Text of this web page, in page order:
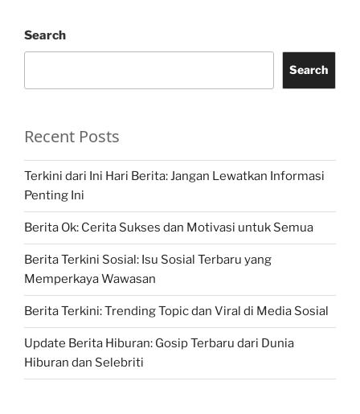
Search
Search
Recent Posts
Terkini dari Ini Hari Berita: Jangan Lewatkan Informasi
Penting Ini
Berita Ok: Cerita Sukses dan Motivasi untuk Semua
Berita Terkini Sosial: Isu Sosial Terbaru yang
Memperkaya Wawasan
Berita Terkini: Trending Topic dan Viral di Media Sosial
Update Berita Hiburan: Gosip Terbaru dari Dunia
Hiburan dan Selebriti